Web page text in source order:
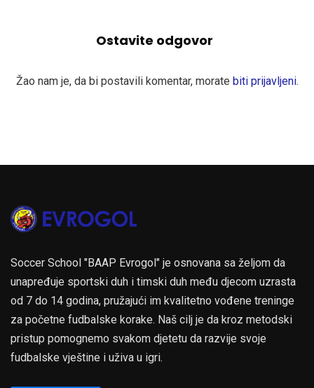
Ostavite odgovor
Žao nam je, da bi postavili komentar, morate biti prijavljeni.
Soccer School "BAAP Evrogol" je osnovana sa željom da
unapređuje sportski duh i timski duh među djecom uzrasta
od 7 do 14 godina, pružajući im kvalitetno vođene treninge
za početne fudbalske korake. Naš cilj je da kroz metodski
pristup pomognemo svakom djetetu da razvije svoje
fudbalske vještine i uživa u igri.